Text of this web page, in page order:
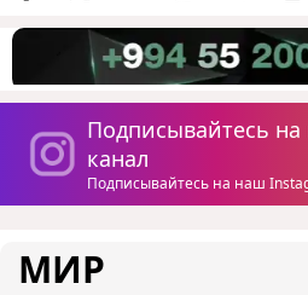
Подписывайтесь
канал
Подписывайтесь на наш
МИР